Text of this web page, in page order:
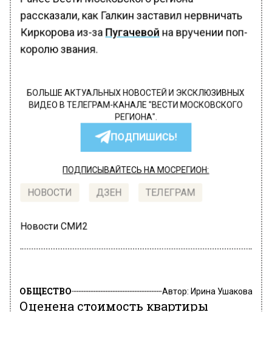
рассказали, как Галкин заставил нервничать
Киркорова из-за Пугачевой на вручении поп-
королю звания.
БОЛЬШЕ АКТУАЛЬНЫХ НОВОСТЕЙ И ЭКСКЛЮЗИВНЫХ
ВИДЕО В ТЕЛЕГРАМ-КАНАЛЕ "ВЕСТИ МОСКОВСКОГО
РЕГИОНА".
ПОДПИШИСЬ!
ПОДПИСЫВАЙТЕСЬ НА МОСРЕГИОН:
НОВОСТИ ДЗЕН ТЕЛЕГРАМ
Новости СМИ2
ОБЩЕСТВО Автор: Ирина Ушакова
Оценена стоимость квартиры